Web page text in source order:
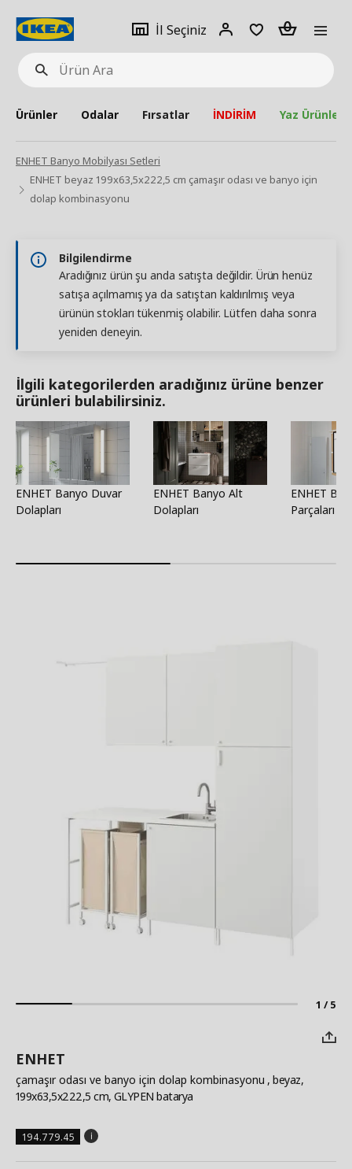
Ürün
Ara
İl Seçiniz
Giriş
Adet
Ürünler Odalar Fırsatlar İNDİRİM Yaz Ürünleri
ENHET Banyo Mobilyası Setleri
ENHET beyaz 199x63,5x222,5 cm çamaşır odası ve banyo için
dolap kombinasyonu
Bilgilendirme
Aradığınız ürün şu anda satışta değildir. Ürün henüz
satışa açılmamış ya da satıştan kaldırılmış veya
ürünün stokları tükenmiş olabilir. Lütfen daha sonra
yeniden deneyin.
İlgili kategorilerden aradığınız ürüne benzer
ürünleri bulabilirsiniz.
ENHET Banyo Duvar
Dolapları
ENHET Banyo Alt
Dolapları
ENHET
Parçaları
1 / 5
ENHET
çamaşır odası ve banyo için dolap kombinasyonu , beyaz,
199x63,5x222,5 cm, GLYPEN batarya
194.779.45